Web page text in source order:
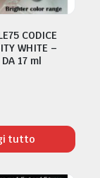
CODICE
WHITE –
17 ml
tutto